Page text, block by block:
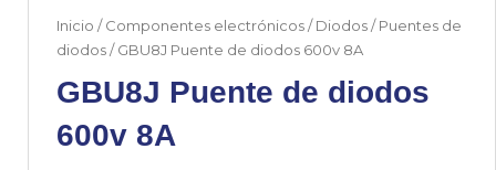
Inicio /Componentes electrónicos/Diodos/Puentes de
diodos/ GBU8J Puente de diodos 600v 8A
GBU8J Puente de diodos
600v 8A